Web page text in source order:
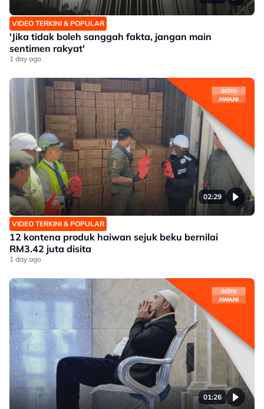
VIDEO TERKINI & POPULAR
'Jika tidak boleh sanggah fakta, jangan main
sentimen rakyat'
1 day ago
02:29
VIDEO TERKINI & POPULAR
12 kontena produk haiwan sejuk beku bernilai
RM3.42 juta disita
1 day ago
01:26